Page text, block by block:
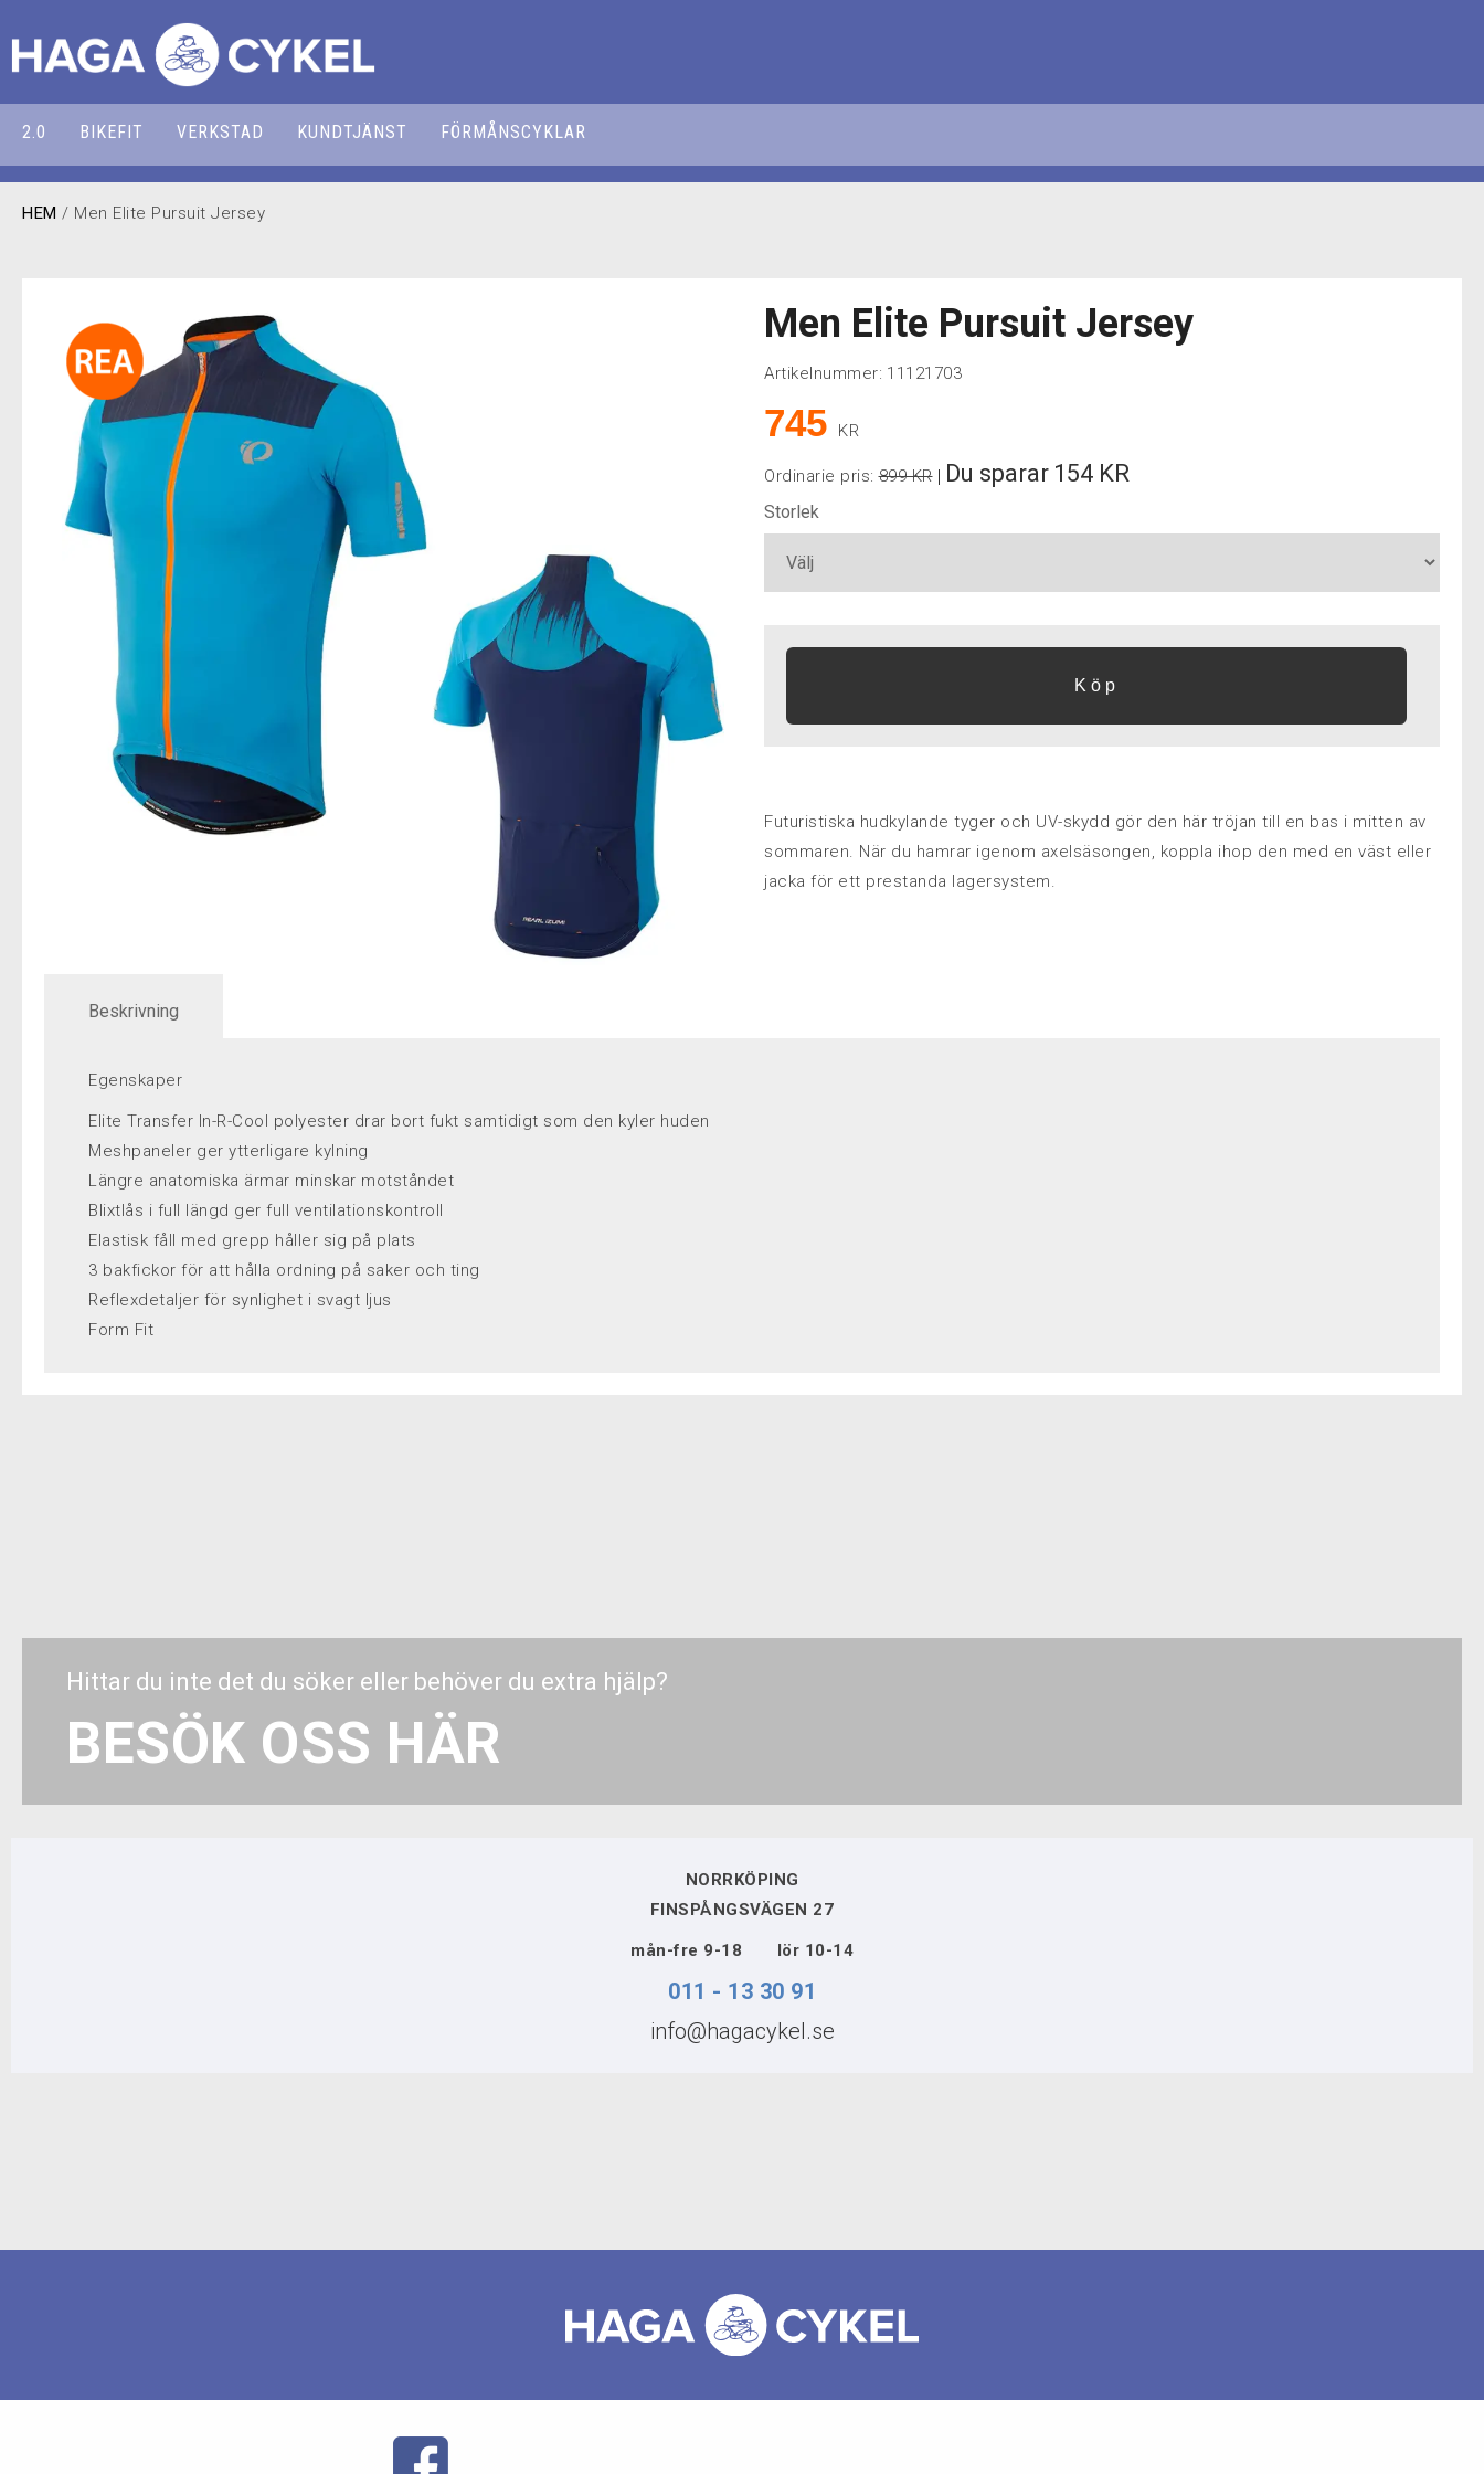
2.0 BIKEFIT VERKSTAD KUNDTJÄNST FÖRMÅNSCYKLAR
HEM / Men Elite Pursuit Jersey
Men Elite Pursuit Jersey
Artikelnummer: 11121703
745 KR
Ordinarie pris: 899 KR| Du sparar 154 KR
Storlek
Futuristiska hudkylande tyger och UV-skydd gör den här tröjan till en bas i mitten av
sommaren. När du hamrar igenom axelsäsongen, koppla ihop den med en väst eller
jacka för ett prestanda lagersystem.
Beskrivning
Egenskaper
Elite Transfer In-R-Cool polyester drar bort fukt samtidigt som den kyler huden
Meshpaneler ger ytterligare kylning
Längre anatomiska ärmar minskar motståndet
Blixtlås i full längd ger full ventilationskontroll
Elastisk fåll med grepp håller sig på plats
3 bakfickor för att hålla ordning på saker och ting
Reflexdetaljer för synlighet i svagt ljus
Form Fit
Hittar du inte det du söker eller behöver du extra hjälp?
BESÖK OSS HÄR
NORRKÖPING
FINSPÅNGSVÄGEN 27
mån-fre 9-18 lör 10-14
011 - 13 30 91
info@hagacykel.se